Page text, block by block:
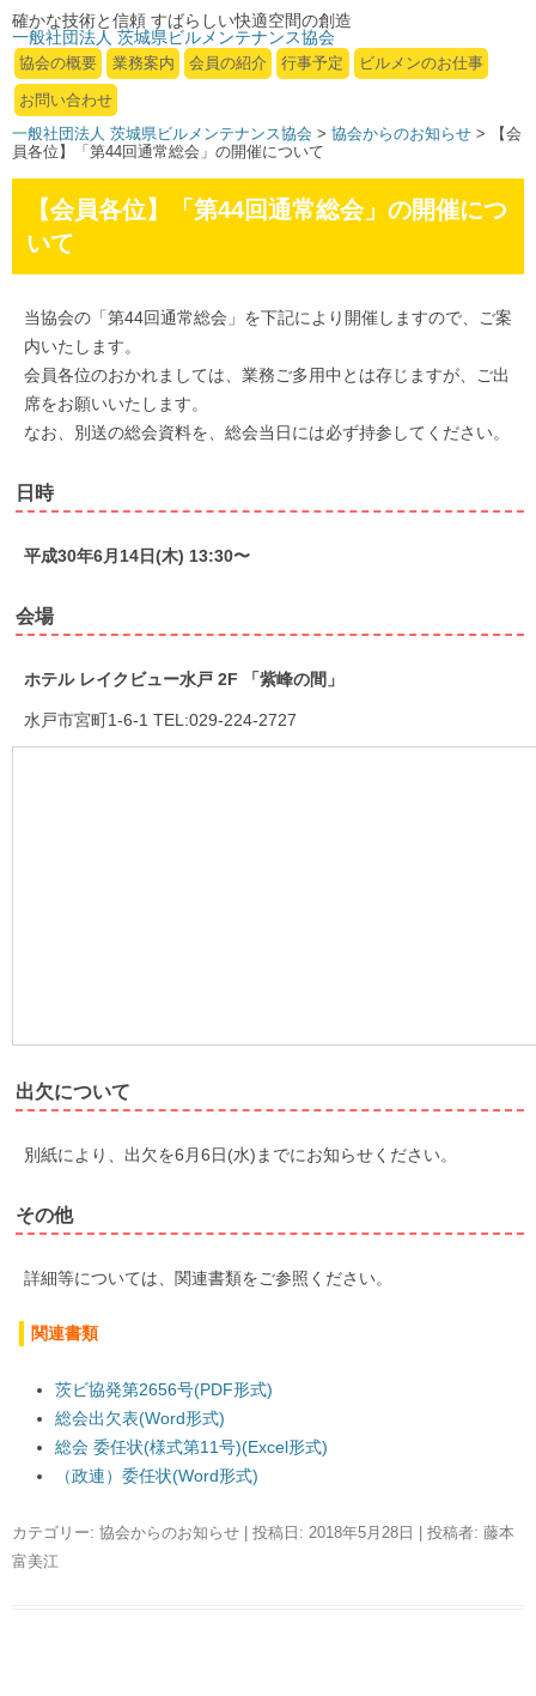
確かな技術と信頼 すばらしい快適空間の創造
一般社団法人 茨城県ビルメンテナンス協会
協会の概要 業務案内 会員の紹介 行事予定 ビルメンのお仕事
お問い合わせ
一般社団法人 茨城県ビルメンテナンス協会 > 協会からのお知らせ > 【会
員各位】「第44回通常総会」の開催について
【会員各位】「第44回通常総会」の開催につ
いて
当協会の「第44回通常総会」を下記により開催しますので、ご案
内いたします。
会員各位のおかれましては、業務ご多用中とは存じますが、ご出
席をお願いいたします。
なお、別送の総会資料を、総会当日には必ず持参してください。
日時
平成30年6月14日(木) 13:30〜
会場
ホテル レイクビュー水戸 2F 「紫峰の間」
水戸市宮町1-6-1 TEL:029-224-2727
出欠について
別紙により、出欠を6月6日(水)までにお知らせください。
その他
詳細等については、関連書類をご参照ください。
関連書類
茨ビ協発第2656号(PDF形式)
総会出欠表(Word形式)
総会 委任状(様式第11号)(Excel形式)
（政連）委任状(Word形式)
カテゴリー: 協会からのお知らせ | 投稿日: 2018年5月28日 投稿者: 藤本
富美江